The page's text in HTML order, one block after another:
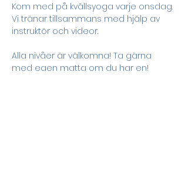
Kom med på kvällsyoga varje onsdag.
Vi tränar tillsammans med hjälp av
instruktör och videor.
Alla nivåer är välkomna! Ta gärna
med egen matta om du har en!